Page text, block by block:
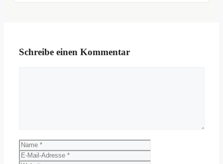
Schreibe einen Kommentar
Name
Mail-
Adresse